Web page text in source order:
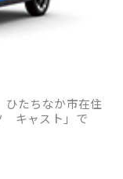
ひたちなか市在住
キャスト」で